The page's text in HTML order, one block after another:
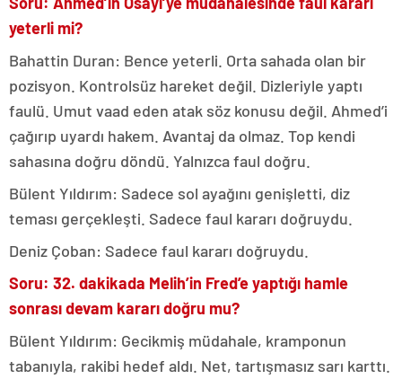
yeterli mi?
Bahattin Duran: Bence yeterli. Orta sahada olan bir
pozisyon. Kontrolsüz hareket değil. Dizleriyle yaptı
faulü. Umut vaad eden atak söz konusu değil. Ahmed’i
çağırıp uyardı hakem. Avantaj da olmaz. Top kendi
sahasına doğru döndü. Yalnızca faul doğru.
Bülent Yıldırım: Sadece sol ayağını genişletti, diz
teması gerçekleşti. Sadece faul kararı doğruydu.
Deniz Çoban: Sadece faul kararı doğruydu.
Soru: 32. dakikada Melih’in Fred’e yaptığı hamle
sonrası devam kararı doğru mu?
Bülent Yıldırım: Gecikmiş müdahale, kramponun
tabanıyla, rakibi hedef aldı. Net, tartışmasız sarı karttı.